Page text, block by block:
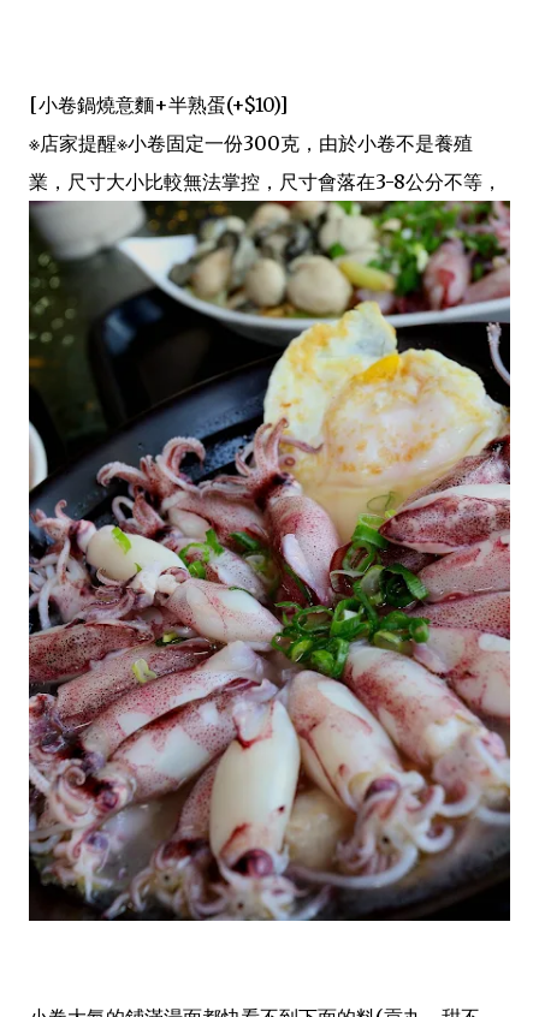
[小卷鍋燒意麵+半熟蛋(+$10)]
※店家提醒※小卷固定一份300克，由於小卷不是養殖
業，尺寸大小比較無法掌控，尺寸會落在3-8公分不等，